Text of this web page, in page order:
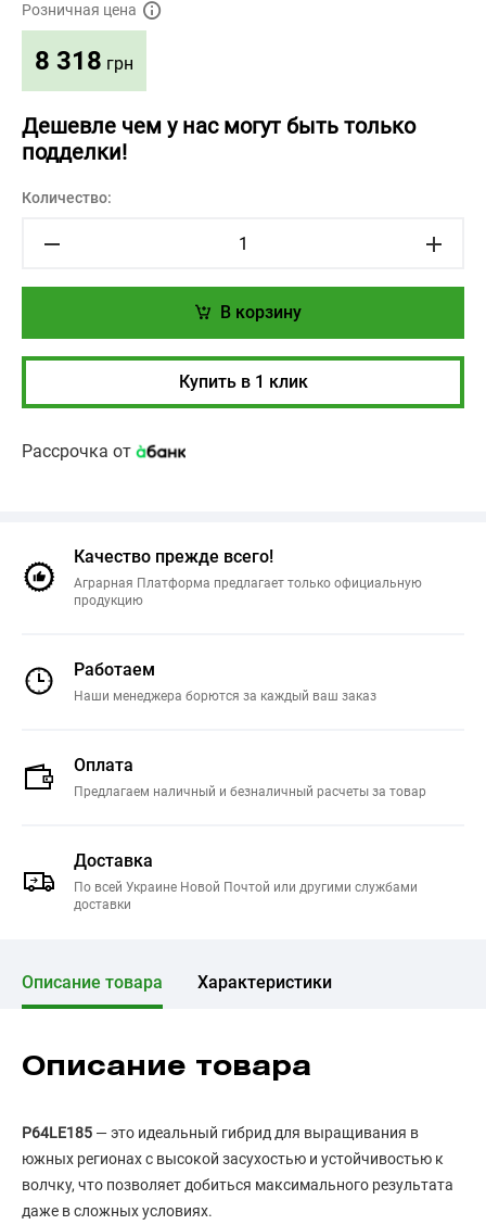
Розничная цена
8 318 грн
Дешевле чем у нас могут быть только
подделки!
Количество:
В корзину
Купить в 1 клик
Рассрочка от
Качество прежде всего!
Аграрная Платформа предлагает только официальную
продукцию
Работаем
Наши менеджера борются за каждый ваш заказ
Оплата
Предлагаем наличный и безналичный расчеты за товар
Доставка
По всей Украине Новой Почтой или другими службами
доставки
Описание товара Характеристики
Описание товара
P64LE185 — это идеальный гибрид для выращивания в
южных регионах с высокой засухостью и устойчивостью к
волчку, что позволяет добиться максимального результата
даже в сложных условиях.